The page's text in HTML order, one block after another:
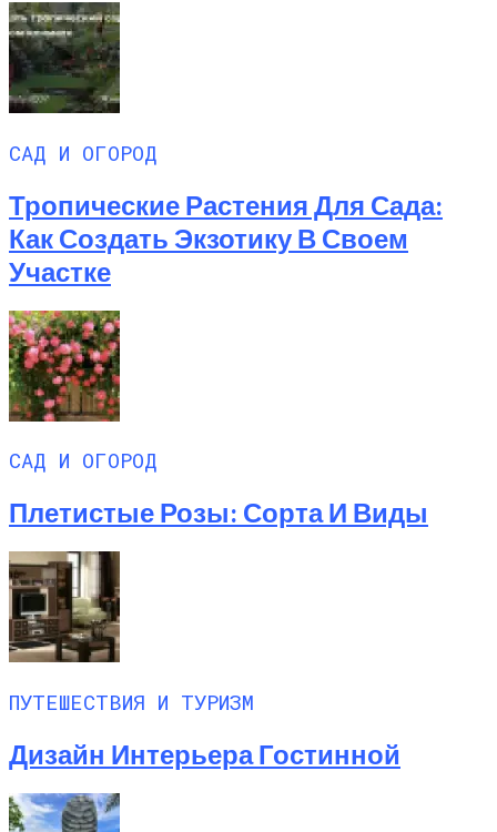
САД И ОГОРОД
Тропические Растения Для Сада:
Как Создать Экзотику В Своем
Участке
САД И ОГОРОД
Плетистые Розы: Сорта И Виды
ПУТЕШЕСТВИЯ И ТУРИЗМ
Дизайн Интерьера Гостинной